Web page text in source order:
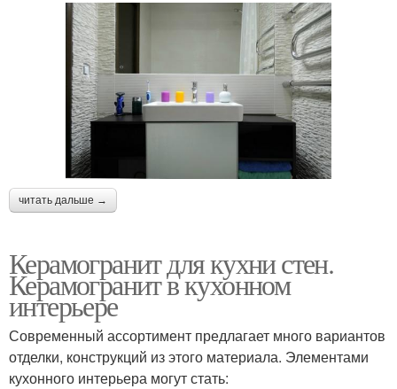
читать дальше →
Керамогранит для кухни стен.
Керамогранит в кухонном
интерьере
Современный ассортимент предлагает много вариантов
отделки, конструкций из этого материала. Элементами
кухонного интерьера могут стать: